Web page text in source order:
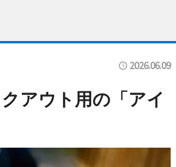
2026.06.09
アウト用の「アイ